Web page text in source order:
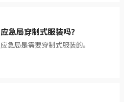
应急局穿制式服装吗？
应急局是需要穿制式服装的。